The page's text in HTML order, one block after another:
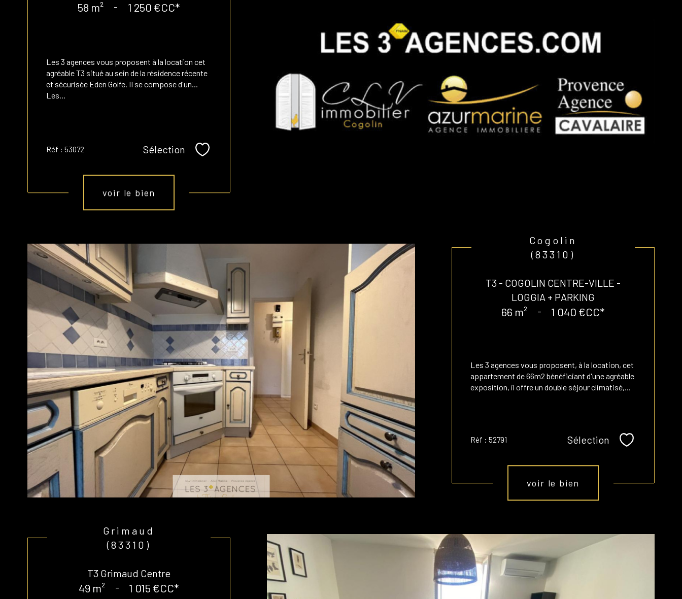
58 m² - 1 250 €CC*
Les 3 agences vous proposent à la location cet
agréable T3 situé au sein de la résidence récente
et sécurisée Eden Golfe. Il se compose d'un...
Les...
Réf : 53072 Sélection Sélectionner
voir le bien
Cogolin
(83310)
T3 - COGOLIN CENTRE-VILLE -
LOGGIA + PARKING
66 m² - 1 040 €CC*
Les 3 agences vous proposent, à la location, cet
appartement de 66m2 bénéficiant d'une agréable
exposition, il offre un double séjour climatisé,...
Réf : 52791 Sélection Sélectionner
voir le bien
Grimaud
(83310)
T3 Grimaud Centre
49 m² - 1 015 €CC*